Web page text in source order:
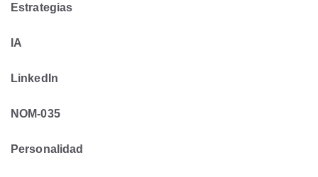
Estrategias
IA
LinkedIn
NOM-035
Personalidad